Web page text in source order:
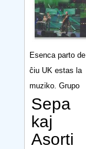
Esenca parto de
ĉiu UK estas la
muziko. Grupo
Sepa
kaj
Asorti